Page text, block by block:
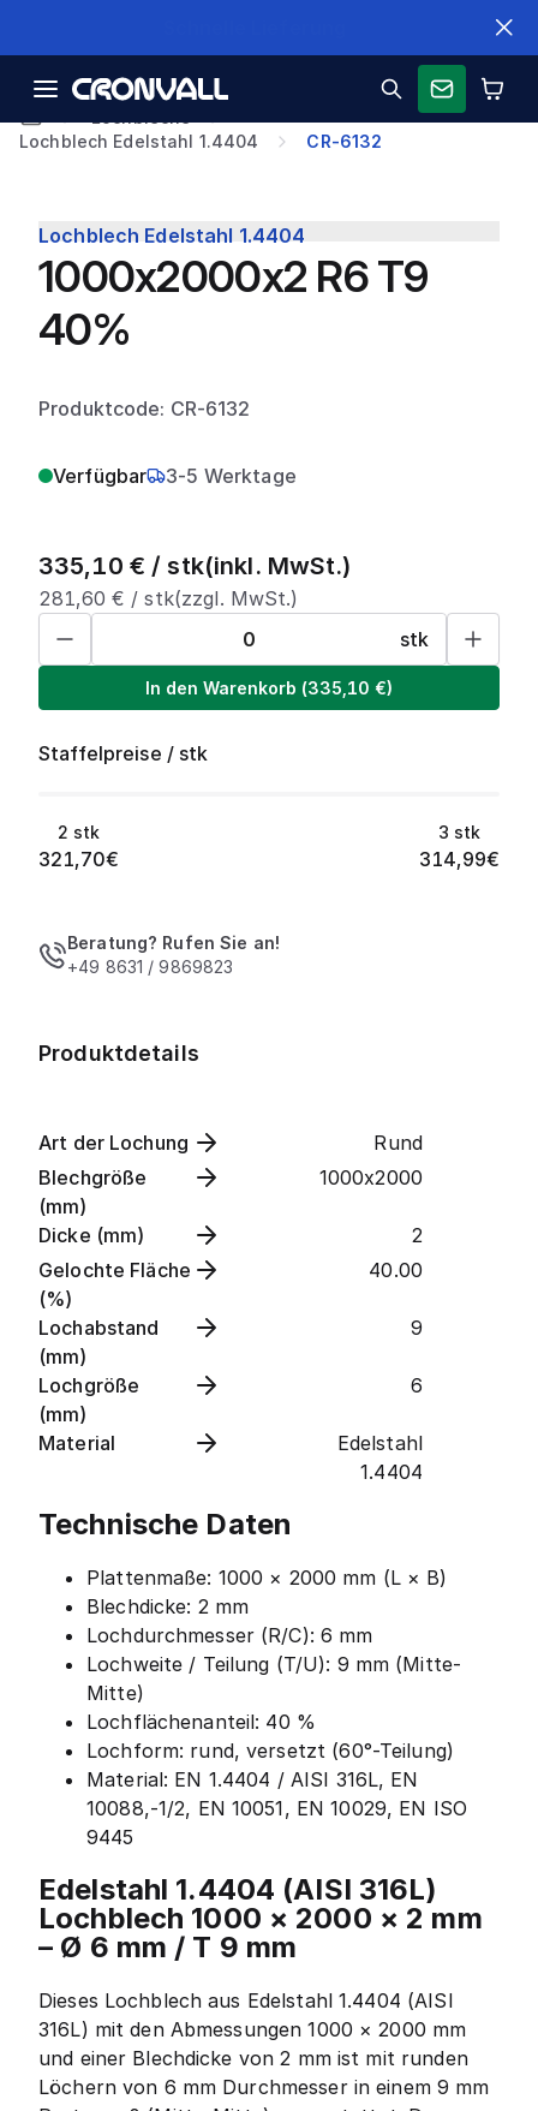
Lochblech Edelstahl 1.4404
CR-6132
Lochblech Edelstahl 1.4404
1000x2000x2 R6 T9
40%
Produktcode: CR-6132
Verfügbar 3-5 Werktage
335,10 € / stk(inkl. MwSt.)
281,60 € /stk(zzgl. MwSt.)
stk
In den Warenkorb (335,10 €)
Staffelpreise / stk
2 stk
321,70€
3 stk
314,99€
Beratung? Rufen Sie an!
+49 8631 / 9869823
Produktdetails
Art der Lochung
Rund
Blechgröße
(mm)
1000x2000
Dicke (mm)
2
Gelochte Fläche
(%)
40.00
Lochabstand
(mm)
9
Lochgröße
(mm)
6
Material
Edelstahl
1.4404
Technische Daten
Plattenmaße: 1000 × 2000 mm (L × B)
Blechdicke: 2 mm
Lochdurchmesser (R/C): 6 mm
Lochweite / Teilung (T/U): 9 mm (Mitte-
Mitte)
Lochflächenanteil: 40 %
Lochform: rund, versetzt (60°-Teilung)
Material: EN 1.4404 / AISI 316L, EN
10088,-1/2, EN 10051, EN 10029, EN ISO
9445
Edelstahl 1.4404 (AISI 316L)
Lochblech 1000 × 2000 × 2 mm
– Ø 6 mm / T 9 mm
Dieses Lochblech aus Edelstahl 1.4404 (AISI
316L) mit den Abmessungen 1000 × 2000 mm
und einer Blechdicke von 2 mm ist mit runden
Löchern von 6 mm Durchmesser in einem 9 mm